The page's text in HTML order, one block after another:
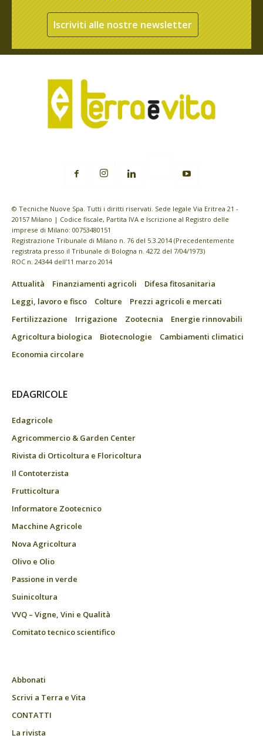
Iscriviti alle nostre newsletter
© Tecniche Nuove Spa. Tutti i diritti riservati. Sede legale Via Eritrea 21 -
20157 Milano | Codice fiscale, Partita IVA e Iscrizione al Registro delle
imprese di Milano: 00753480151
Registrazione Tribunale di Milano n. 76 del 5.3.2014 (Precedentemente
registrata presso il Tribunale di Bologna n. 4272 del 7/04/1973)
ROC n. 24344 dell’11 marzo 2014
Attualità Finanziamenti agricoli
Difesa fitosanitaria
Leggi, lavoro e fisco
Colture
Prezzi agricoli e mercati
Fertilizzazione
Irrigazione Zootecnia
Energie rinnovabili
Agricoltura biologica
Biotecnologie
Cambiamenti climatici
Economia circolare
EDAGRICOLE
Edagricole
Agricommercio & Garden Center
Rivista di Orticoltura e Floricoltura
Il Contoterzista
Frutticoltura
Informatore Zootecnico
Macchine Agricole
Nova Agricoltura
Olivo e Olio
Passione in verde
Suinicoltura
VVQ – Vigne, Vini e Qualità
Comitato tecnico scientifico
Abbonati
Scrivi a Terra e Vita
CONTATTI
La rivista